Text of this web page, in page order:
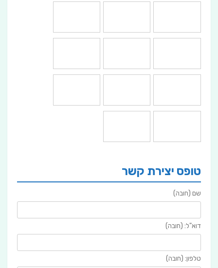
טופס יצירת קשר
שם (חובה)
דוא"ל: (חובה)
טלפון: (חובה)